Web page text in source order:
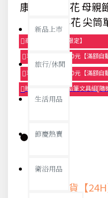
新品上市
旅行/休閒
生活用品
節慶熱賣
衛浴用品
康乃馨香皂花 母親
皂花 尖
商品95折【今日限定】
享滿1000元折100元【滿額自
享滿2000元折250元【滿額自
贈品-滿899送色鉛筆文具組[隨
快速出貨【24H